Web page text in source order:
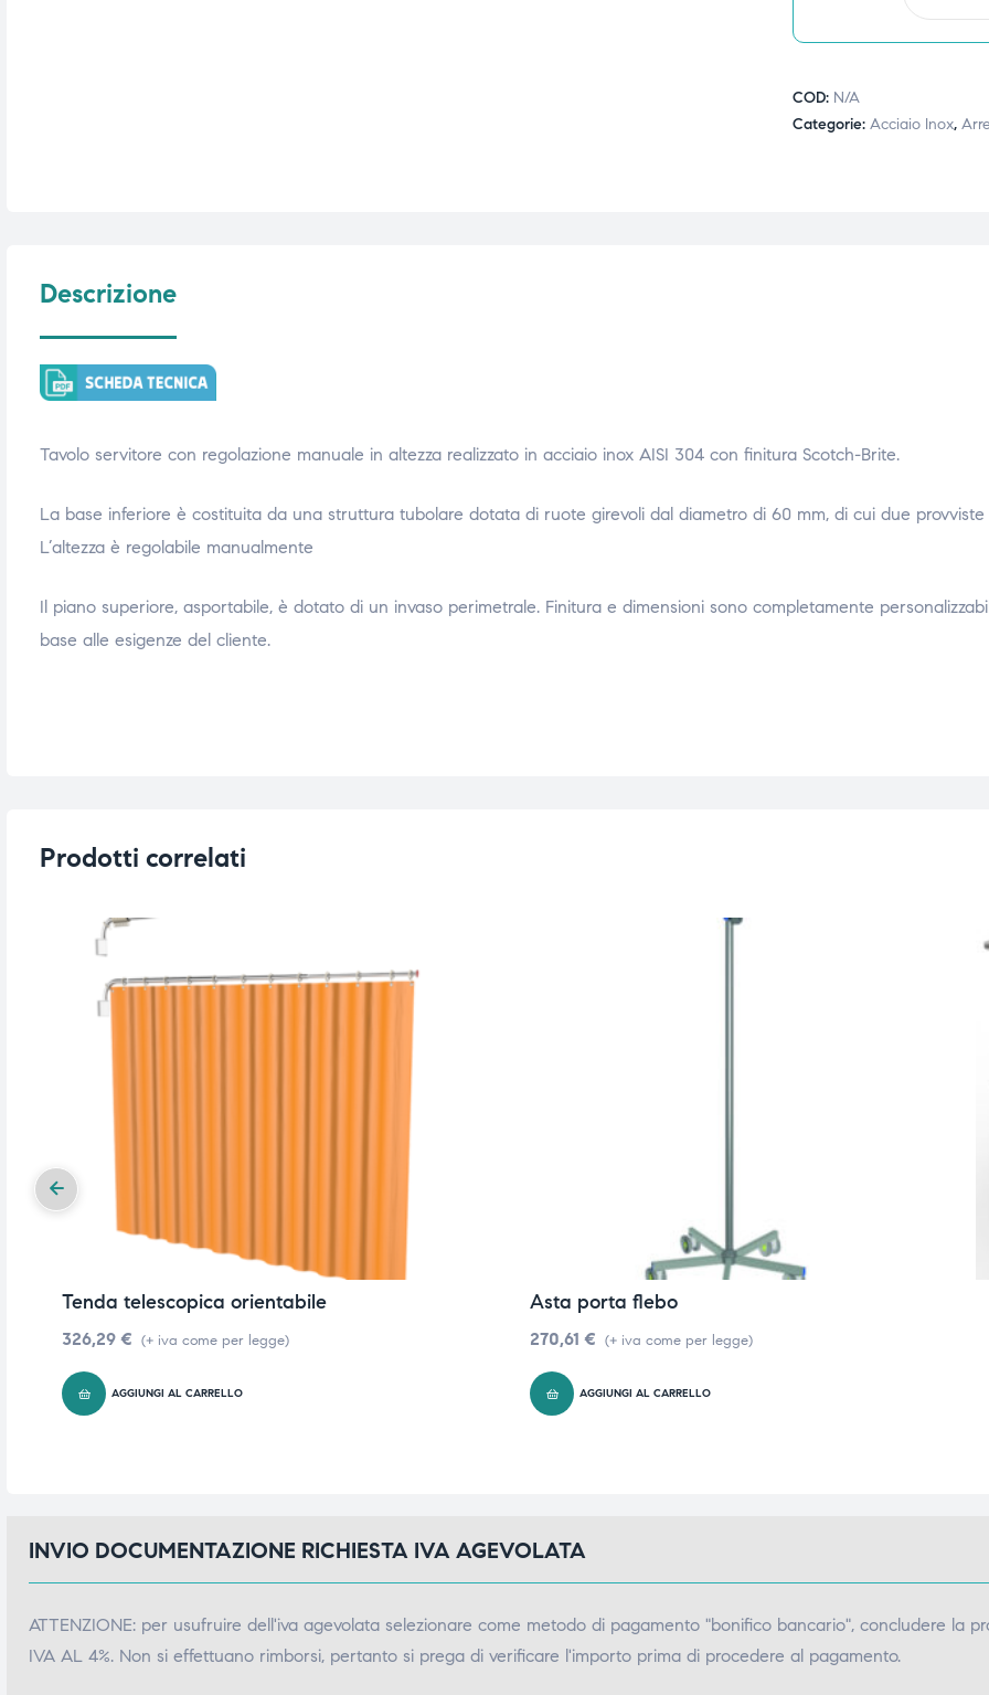
COD: N/A
Categorie: Acciaio Inox,
Descrizione
Tavolo servitore con regolazione manuale in altezza realizzato in acciaio inox AISI 304 con finitura Scotch-Brite.
La base inferiore è costituita da una struttura tubolare dotata di ruote girevoli dal diametro di 60 mm, di cui due provviste
L’altezza è regolabile manualmente
Il piano superiore, asportabile, è dotato di un invaso perimetrale. Finitura e dimensioni sono completamente
base alle esigenze del cliente.
Prodotti correlati
Tenda telescopica orientabile
326,29 € (+ iva come per legge)
AGGIUNGI AL CARRELLO
Asta porta flebo
270,61 € (+ iva come per legge)
AGGIUNGI AL CARRELLO
INVIO DOCUMENTAZIONE RICHIESTA IVA AGEVOLATA
ATTENZIONE: per usufruire dell'iva agevolata selezionare come metodo di pagamento "bonifico bancario", concludere la
IVA AL 4%. Non si effettuano rimborsi, pertanto si prega di verificare l'importo prima di procedere al pagamento.